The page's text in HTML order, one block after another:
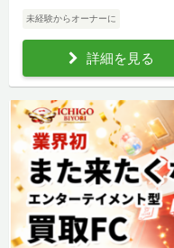
未経験からオーナーに
詳細を見る